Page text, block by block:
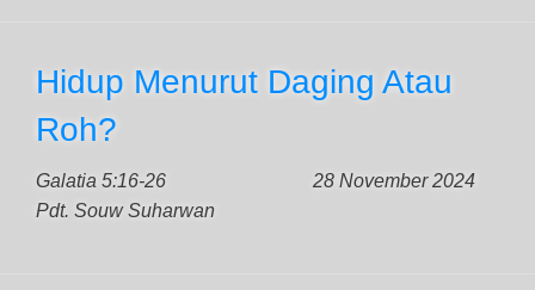
Hidup Menurut Daging Atau
Roh?
Galatia 5:16-26
28 November 2024
Pdt. Souw Suharwan